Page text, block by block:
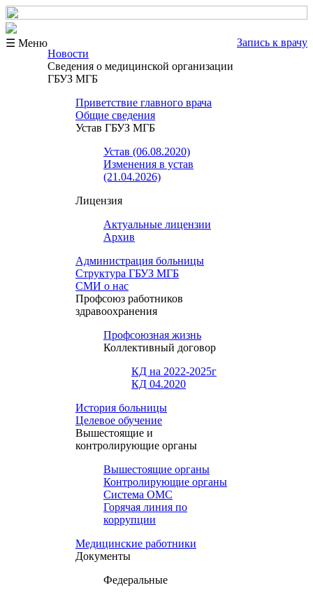
☰ Меню
Запись к врачу
Новости
Сведения о медицинской организации
ГБУЗ МГБ
Приветствие главного врача
Общие сведения
Устав ГБУЗ МГБ
Устав (06.08.2020)
Изменения в устав
(21.04.2026)
Лицензия
Актуальные лицензии
Архив
Администрация больницы
Структура ГБУЗ МГБ
СМИ о нас
Профсоюз работников
здравоохранения
Профсоюзная жизнь
Коллективный договор
КД на 2022-2025г
КД 04.2020
История больницы
Целевое обучение
Вышестоящие и
контролирующие органы
Вышестоящие органы
Контролирующие органы
Система ОМС
Горячая линия по
коррупции
Медицинские работники
Документы
Федеральные